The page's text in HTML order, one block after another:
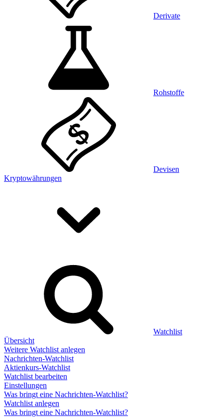
Derivate
Rohstoffe
Devisen
Kryptowährungen
Watchlist
Übersicht
Weitere Watchlist anlegen
Nachrichten-Watchlist
Aktienkurs-Watchlist
Watchlist bearbeiten
Einstellungen
Was bringt eine Nachrichten-Watchlist?
Watchlist anlegen
Was bringt eine Nachrichten-Watchlist?